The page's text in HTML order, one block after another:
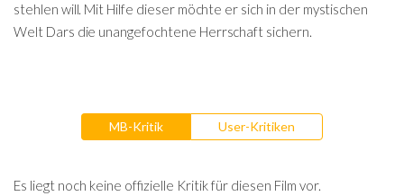
stehlen will. Mit Hilfe dieser möchte er sich in der mystischen
Welt Dars die unangefochtene Herrschaft sichern.
MB-Kritik User-Kritiken
Es liegt noch keine offizielle Kritik für diesen Film vor.